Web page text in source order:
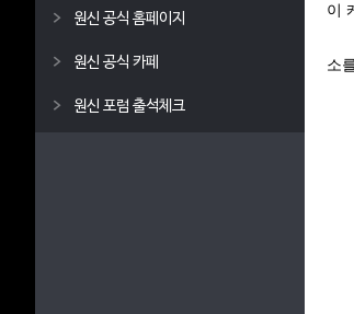
원신 공식 홈페이지
원신 공식 카페
원신 포럼 출석체크
이
소